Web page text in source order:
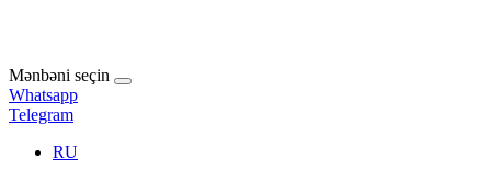
Mənbəni seçin
Whatsapp
Telegram
RU